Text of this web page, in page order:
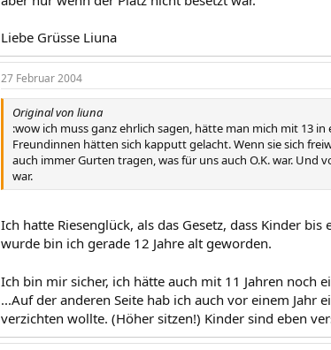
Liebe Grüsse Liuna
27 Februar 2004
Original von liuna
:wow ich muss ganz ehrlich sagen, hätte man mich mit 13
Freundinnen hätten sich kapputt gelacht. Wenn sie sich
auch immer Gurten tragen, was für uns auch O.K. war.
war.
Ich hatte Riesenglück, als das Gesetz, dass Kinder
wurde bin ich gerade 12 Jahre alt geworden.
Ich bin mir sicher, ich hätte auch mit 11 Jahren noch
...Auf der anderen Seite hab ich auch vor einem Jahr
verzichten wollte. (Höher sitzen!) Kinder sind eben